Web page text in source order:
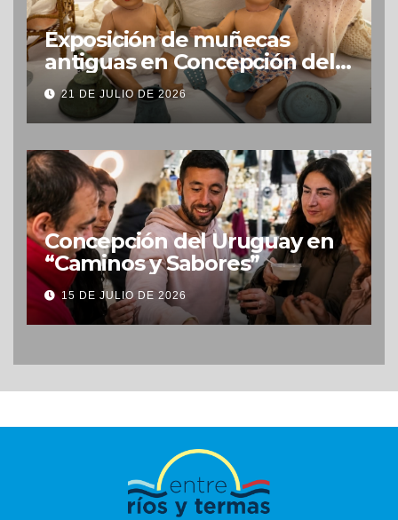
Exposición de muñecas
antiguas en Concepción del
Uruguay
21 DE JULIO DE 2026
Concepción del Uruguay en
“Caminos y Sabores”
15 DE JULIO DE 2026